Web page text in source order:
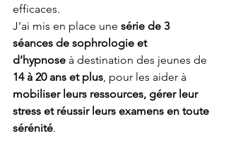
efficaces.
J’ai mis en place une série de 3
séances de sophrologie et
d’hypnose à destination des jeunes de
14 à 20 ans et plus, pour les aider à
mobiliser leurs ressources, gérer leur
stress et réussir leurs examens en toute
sérénité.